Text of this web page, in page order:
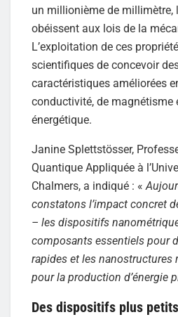
un millionième de millimètre,
obéissent aux lois de la
L’exploitation de ces
scientifiques de concevoir
caractéristiques améliorées
conductivité, de magnétisme
énergétique.
Janine Splettstösser,
Quantique Appliquée à
Chalmers, a indiqué : «
constatons l’impact concret
– les dispositifs
composants essentiels pour
rapides et les nanostructures
pour la production d’énergie
Des dispositifs plus